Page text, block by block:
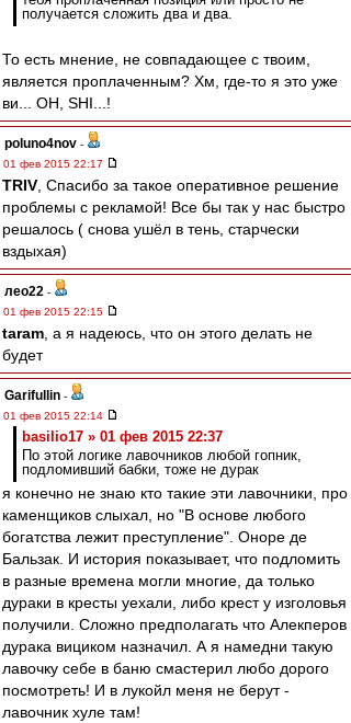
получается сложить два и два.
То есть мнение, не совпадающее с твоим,
является проплаченным? Хм, где-то я это уже
ви... OH, SHI...!
poluno4nov -
01 фев 2015 22:17
TRIV , Спасибо за такое оперативное решение
проблемы с рекламой! Все бы так у нас быстро
решалось ( снова ушёл в тень, старчески
вздыхая)
лео22 -
01 фев 2015 22:15
taram , а я надеюсь, что он этого делать не
будет
Garifullin -
01 фев 2015 22:14
basilio17 » 01 фев 2015 22:37
По этой логике лавочников любой гопник,
подломивший бабки, тоже не дурак
я конечно не знаю кто такие эти лавочники, про
каменщиков слыхал, но "В основе любого
богатства лежит преступление". Оноре де
Бальзак. И история показывает, что подломить
в разные времена могли многие, да только
дураки в кресты уехали, либо крест у изголовья
получили. Сложно предполагать что Алекперов
дурака вициком назначил. А я намедни такую
лавочку себе в баню смастерил любо дорого
посмотреть! И в лукойл меня не берут -
лавочник хуле там!